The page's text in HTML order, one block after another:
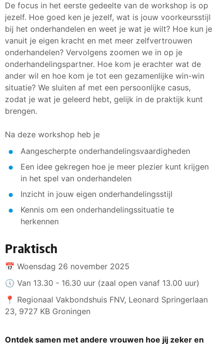
De focus in het eerste gedeelte van de workshop is op
jezelf. Hoe goed ken je jezelf, wat is jouw voorkeursstijl
bij het onderhandelen en weet je wat je wilt? Hoe kun je
vanuit je eigen kracht en met meer zelfvertrouwen
onderhandelen? Vervolgens zoomen we in op je
onderhandelingspartner. Hoe kom je erachter wat de
ander wil en hoe kom je tot een gezamenlijke win-win
situatie? We sluiten af met een persoonlijke casus,
zodat je wat je geleerd hebt, gelijk in de praktijk kunt
brengen.
Na deze workshop heb je
Aangescherpte onderhandelingsvaardigheden
Een idee gekregen hoe je meer plezier kunt krijgen
in het spel van onderhandelen
Inzicht in jouw eigen onderhandelingsstijl
Kennis om een onderhandelingssituatie te
herkennen
Praktisch
📅 Woensdag 26 november 2025
🕔 Van 13.30 - 16.30 uur (zaal open vanaf 13.00 uur)
📍 Regionaal Vakbondshuis FNV, Leonard Springerlaan
23, 9727 KB Groningen
Ontdek samen met andere vrouwen hoe jij zeker en